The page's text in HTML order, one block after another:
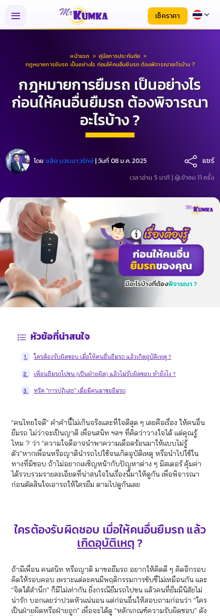
เช็คราคา
หน้าแรก » คู่มือการประกันภัย »
กฎหมายการยืมรถ เป็นอย่างไร ก่อนให้คนอื่นยืมรถ ต้องพิจารณาอะไรบ้าง ?
กฎหมายการยืมรถ เป็นอย่างไร
ก่อนให้คนอื่นยืมรถ ต้องพิจารณา
อะไรบ้าง ?
โดย ชลิต บวรเนาวรักษ์ | วันที่ 08 ม.ค. 2025 แชร์
เวลาอ่าน 5 นาที | ผู้เข้าชม 11 ครั้ง
หัวข้อที่น่าสนใจ
1. ใครต้องรับผิดชอบ เมื่อให้คนอื่นยืมรถ แล้วเกิดอุบัติเหตุ ?
2. เพื่อนยืมรถไปชน (เป็นฝ่ายผิด) แล้วไม่รับผิดชอบ ทำยังไง ?
3. ทริค “การปฏิเสธ” เมื่อมีคนมาขอยืมรถ
“คนไทยใจดี” คำคำนี้ไม่เกินจริงและที่ใจดีสุด ๆ เลยคือเรื่อง ให้คนอื่น
ยืมรถ ไม่ว่าจะเป็นญาติ เพื่อนสนิท ฯลฯ ที่คิดว่าวางใจได้ แต่คุณรู้
ไหม ? ว่า “ความใจดีอาจนำพาความเดือดร้อนมาให้แบบไม่รู้
ตัว”หากเพื่อนหรือญาตินำรถไปใช้จนเกิดอุบัติเหตุ หรือนำไปใช้ใน
ทางที่มิชอบ ถ้าไม่อยากเผชิญหน้ากับปัญหาต่าง ๆ มิสเตอร์ คุ้มค่า
ได้รวบรวมรายละเอียดที่น่าสนใจในเรื่องนี้มาให้ดูกัน เพื่อพิจารณา
ก่อนตัดสินใจเอารถให้ใครยืม ตามไปดูกันเลย
ใครต้องรับผิดชอบ เมื่อให้คนอื่นยืมรถ แล้ว
เกิดอุบัติเหตุ?
ถ้ามีเพื่อน คนสนิท หรือญาติ มาขอยืมรถ อยากให้คิดดี ๆ คิดอีกรอบ
คิดให้รอบคอบ เพราะแต่ละคนมีพฤติกรรมการขับขี่ไม่เหมือนกัน และ
“จิตใต้สำนึก” ก็มีไม่เท่ากัน ยิ่งกรณียืมรถไปชน แล้วคนที่ยืมมีนิสัยไม่
น่ารัก บอกเลยว่าปวดหัวแน่นอน แต่ก่อนอื่นให้สอบถามก่อนว่า “ใคร
เป็นฝ่ายผิดหรือฝ่ายถูก” เพื่อจะได้ดู “หลักเกณฑ์ความรับผิดชอบ” ดัง